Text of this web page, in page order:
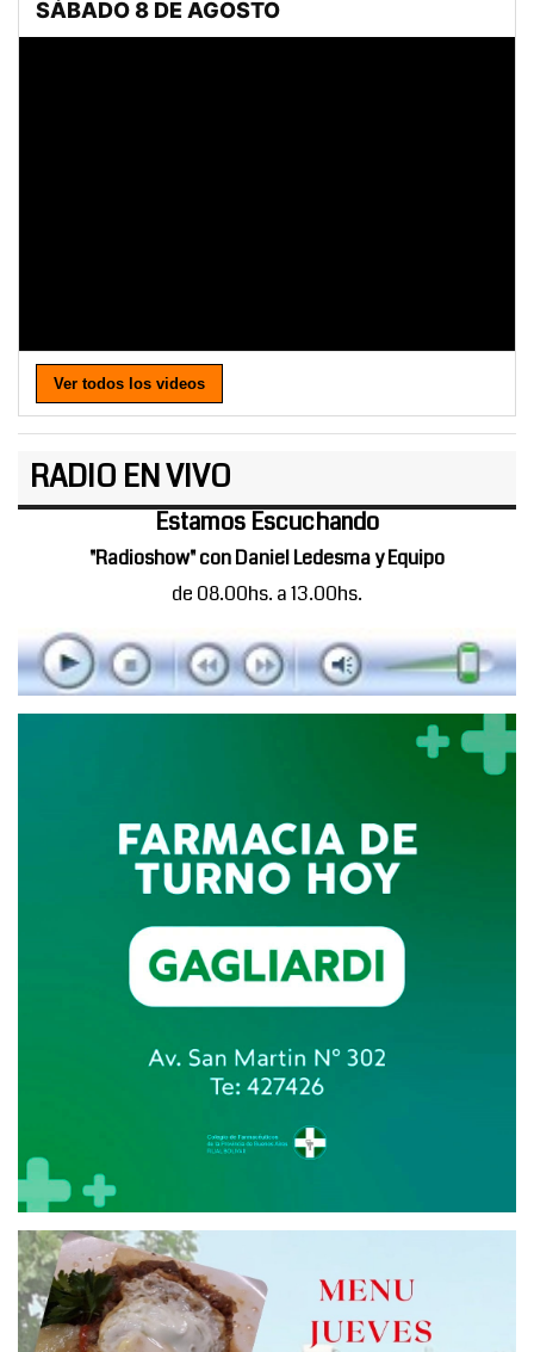
Ver todos los videos
RADIO EN VIVO
Estamos Escuchando
"Radioshow" con Daniel Ledesma y Equipo
de 08.00hs. a 13.00hs.